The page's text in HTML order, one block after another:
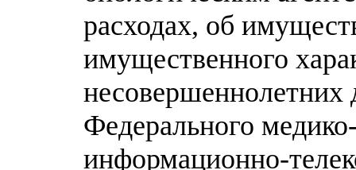
расходах, об
имущественного
несовершеннолетних
Федерального
информационно-